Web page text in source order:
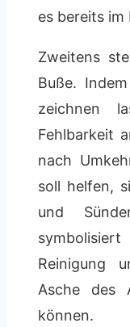
es bereits im
Zweitens
Buße.
zeichnen
Fehlbarkeit
nach
soll helfen,
und
Reinigung
Asche des
können.